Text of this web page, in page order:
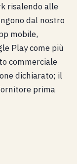
risalendo alle
dal nostro
mobile,
Play come più
commerciale
dichiarato; il
prima